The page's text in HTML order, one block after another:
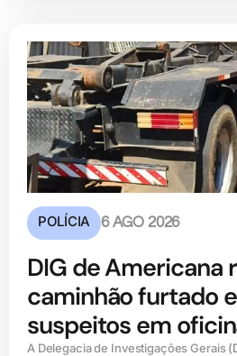
POLÍCIA 6 AGO 2026
DIG de Americana
caminhão furtado
suspeitos em
A Delegacia de Investigações Gerais